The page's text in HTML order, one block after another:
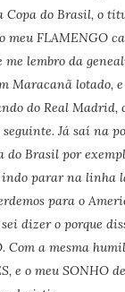
Copa do Brasil, o
meu FLAMENGO
lembro da
Maracanã lotado,
do Real Madrid,
Já saí na
do Brasil por
parar na linha
para o
dizer o porque
Com a mesma
e o meu SONHO